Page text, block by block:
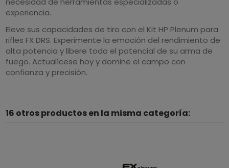
experiencia.
Eleve sus capacidades de tiro con el Kit HP Plenum para
rifles FX DRS. Experimente la emoción del rendimiento de
alta potencia y libere todo el potencial de su arma de
fuego. Actualícese hoy y domine el campo con
confianza y precisión.
16 otros productos en la misma categoría: